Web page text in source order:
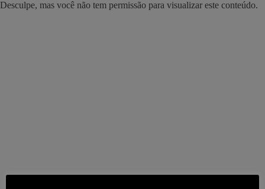
Desculpe, mas você não tem permissão para visualizar este conteúdo.